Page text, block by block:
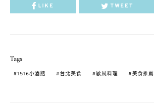
LIKE TWEET
Tags
1516小酒館 台北美食 歐風料理 美食推薦